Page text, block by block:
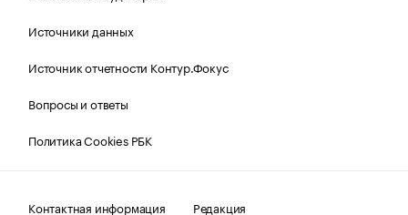
Источники данных
Источник отчетности Контур.Фокус
Вопросы и ответы
Политика Cookies РБК
Контактная информация Редакция